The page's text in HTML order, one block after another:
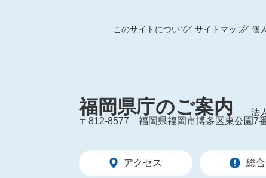
このサイトについて サイトマップ 個
福岡県庁のご案内
法
〒812-8577
福岡県福岡市博多区東公園7
アクセス 総